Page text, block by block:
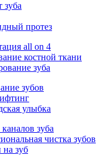
зуба
протез
all on 4
костной ткани
зуба
зубов
улыбка
зуба
чистка зубов
зуб